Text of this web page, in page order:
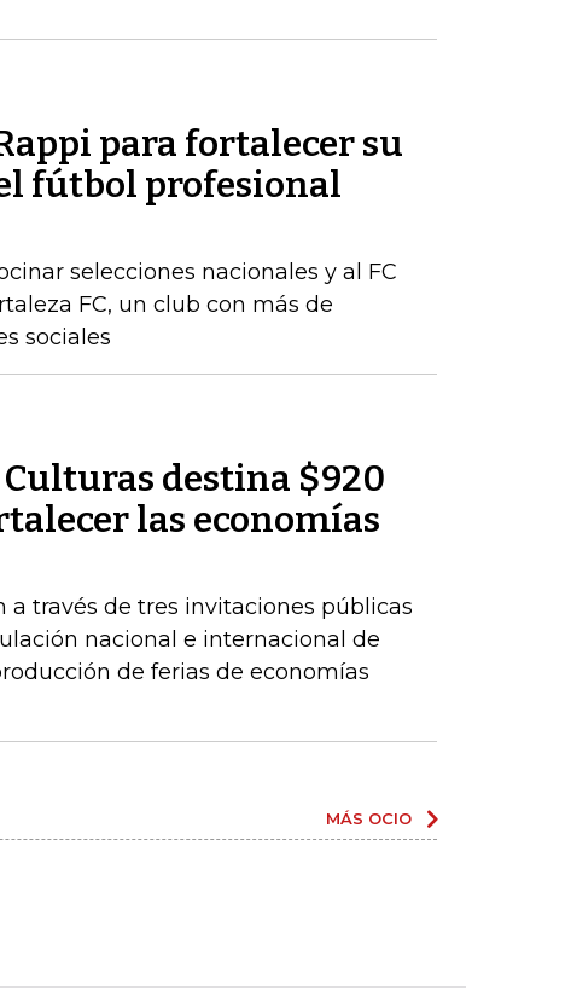
para fortalecer su
fútbol profesional
selecciones nacionales y al FC
FC, un club con más de
sociales
destina $920
las economías
a través de tres invitaciones públicas
nacional e internacional de
de ferias de economías
MÁS OCIO